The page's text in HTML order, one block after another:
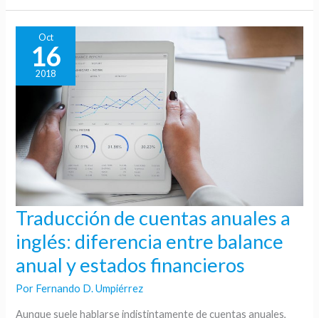
Oct
16
2018
Traducción de cuentas anuales a
inglés: diferencia entre balance
anual y estados financieros
Por Fernando D. Umpiérrez
Aunque suele hablarse indistintamente de cuentas anuales,
Traducción
cuentas
anuales
a